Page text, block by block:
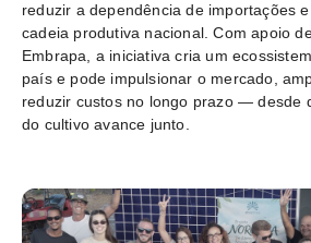
reduzir a dependência de importações
cadeia produtiva nacional. Com apoio
Embrapa, a iniciativa cria um
país e pode impulsionar o mercado,
reduzir custos no longo prazo — desde
do cultivo avance junto.